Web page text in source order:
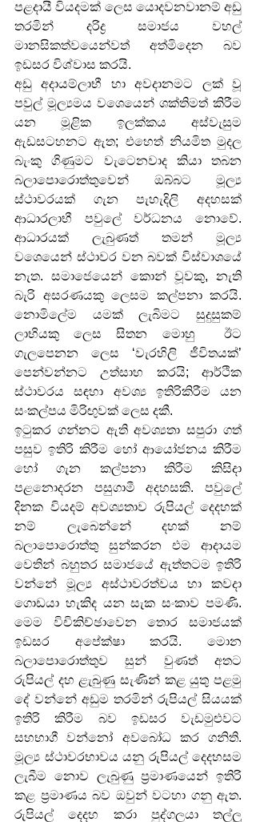
පළදායී වියදමක් ලෙස යොදවනවානම් අඩු
තරමින් දරිද්‍ර සමාජය වහල්
මානසිකත්වයෙන්වත් අත්මිදෙන බව
ඉඩසර විශ්වාස කරයි.
අඩු අදායම්ලාභී හා අවදානමට ලක් වූ
පවුල් මූල්‍යමය වශෙයෙන් ශක්තිමත් කිරීම
යන මූළික ඉලක්කය අස්වැසුම
ඇඩසටහනට ඇත; එහෙත් නියමිත මුදල
බැංකු ගිණුමට වැටෙනවාද කියා තබන
බලාපොරොත්තුවෙන් ඔබ්බට මූල්‍ය
ස්ථාවරයක් ගැන පැහැදිලි අදහසක්
ආධාරලාභී පවුලේ වර්ධනය නොවේ.
ආධාරයක් ලැබුණත් තමන් මූල්‍ය
වශෙයෙන් ස්ථාවර වන බවක් විස්වාශයේ
නැත. සමාජෙයෙන් කොන් වූවකු, නැති
බැරි අසරණයකු ලෙසම කල්පනා කරයි.
නොමිලේම යමක් ලැබිමට සුදුසුකම්
ලාභියකු ලෙස සිතන මොහු  ඊට
ගැලපෙනන ලෙස ‘වැරහිලි ජීවිතයක්’
පෙන්වන්නට උත්සාහ කරයි; ආර්ථික
ස්ථාවරය සඳහා අවශ්‍ය ඉතිරිකිරීම යන
සංකල්පය මිරිඟුවක් ලෙස දකී.
ඉටුකර ගන්නට ඇති අවශ්‍යතා සපුරා ගත්
පසුව ඉතිරි කිරීම හෝ ආයෝජනය කිරීම
හෝ ගැන කල්පනා කිරීම කිසිදා
පළනොදරන පසුගාමී අදහසකි. පවුලේ
දිනක වියදම් අවශ්‍යතාව රුපියල් දෙදහක්
නම් ලැබෙන්නේ දහක් නම්
බලාපොරොත්තු සුන්කරන එම ආදායම
වෙතින් බහුතර සමාජයේ ඇත්තටම ඉතිරි
වන්නේ මූල්‍ය අස්ථාවරත්වය හා කවදා
ගොඩයා හැකිද යන සැක සංකාව පමණි.
මෙම විචිකිච්ඡාවෙන තොර සමාජයක්
ඉඩසර අපේක්ෂා කරයි. මොන
බලාපොරොත්තුව සුන් වුණත් අතට
රුපියල් දහ ළැබුණු සැණින් කළ යුතු පළමු
දේ වන්නේ අඩුම තරමින් රුපියල් සියයක්
ඉතිරි කිරීම බව ඉඩසර වැඩමුළුවට
සහභාගී වන්නෝ අවබෝධ කර ගනිති.
මූල්‍ය ස්ථාවරභාවය යනු රුපියල් දෙදහසම
ලැබීම නොව ලැබුණු ප්‍රමාණයෙන් ඉතිරි
කළ ප්‍රමාණය බව ඔවුන් වටහා ගනු ඇත.
රුපියල් දෙදහ කරා පුද්ගලයා තල්ලු